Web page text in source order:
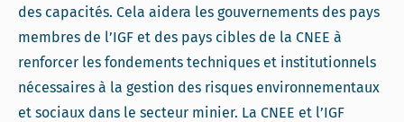
des capacités. Cela aidera les gouvernements des pays
membres de l’IGF et des pays cibles de la CNEE à
renforcer les fondements techniques et institutionnels
nécessaires à la gestion des risques environnementaux
et sociaux dans le secteur minier. La CNEE et l’IGF